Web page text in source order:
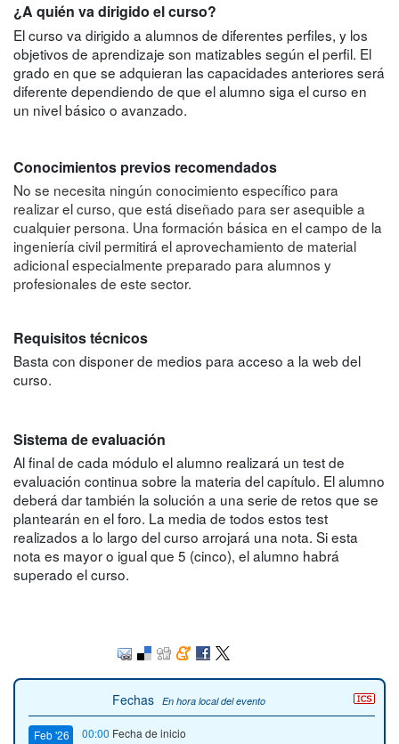
¿A quién va dirigido el curso?
El curso va dirigido a alumnos de diferentes perfiles, y los
objetivos de aprendizaje son matizables según el perfil. El
grado en que se adquieran las capacidades anteriores será
diferente dependiendo de que el alumno siga el curso en
un nivel básico o avanzado.
Conocimientos previos recomendados
No se necesita ningún conocimiento específico para
realizar el curso, que está diseñado para ser asequible a
cualquier persona. Una formación básica en el campo de la
ingeniería civil permitirá el aprovechamiento de material
adicional especialmente preparado para alumnos y
profesionales de este sector.
Requisitos técnicos
Basta con disponer de medios para acceso a la web del
curso.
Sistema de evaluación
Al final de cada módulo el alumno realizará un test de
evaluación continua sobre la materia del capítulo. El alumno
deberá dar también la solución a una serie de retos que se
plantearán en el foro. La media de todos estos test
realizados a lo largo del curso arrojará una nota. Si esta
nota es mayor o igual que 5 (cinco), el alumno habrá
superado el curso.
Fechas En hora local del evento
Feb '26 00:00 Fecha de inicio